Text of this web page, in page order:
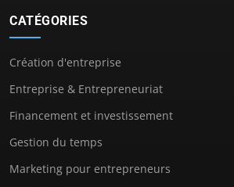
CATÉGORIES
Création d'entreprise
Entreprise & Entrepreneuriat
Financement et investissement
Gestion du temps
Marketing pour entrepreneurs